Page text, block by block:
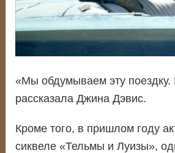
«Мы обдумываем эту
рассказала Джина Дэвис.
Кроме того, в пришлом году
сиквеле «Тельмы и Луизы»,